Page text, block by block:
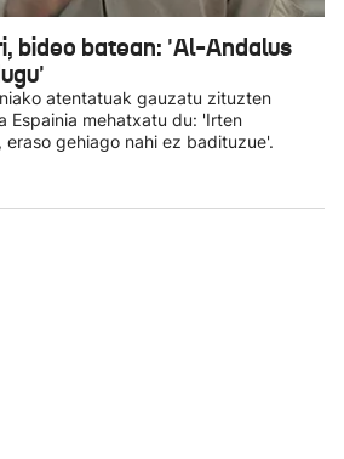
bideo batean: 'Al-Andalus
atentatuak gauzatu zituzten
Espainia mehatxatu du: 'Irten
gehiago nahi ez badituzue'.